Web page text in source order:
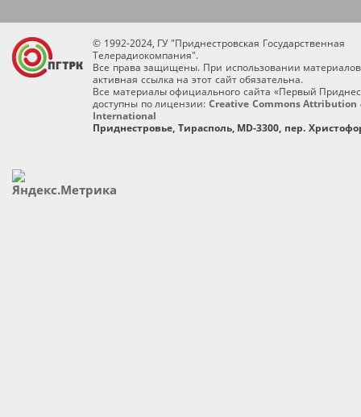
© 1992-2024, ГУ "Приднестровская Государственная
Телерадиокомпания".
Все права защищены. При использовании
активная ссылка на этот сайт обязательна.
Все материалы официального сайта «Первый
доступны по лицензии: Creative Commons Attribution
International
Приднестровье, Тирасполь, MD-3300, пер.